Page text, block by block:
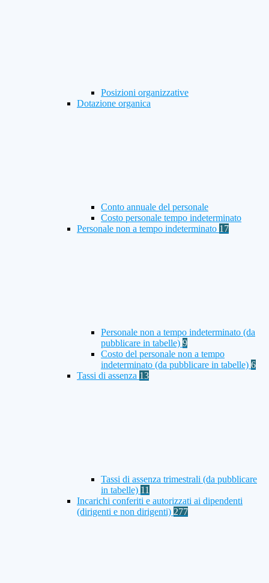
Posizioni organizzative
Dotazione organica
Conto annuale del personale
Costo personale tempo indeterminato
Personale non a tempo indeterminato 17
Personale non a tempo indeterminato (da
pubblicare in tabelle) 9
Costo del personale non a tempo
indeterminato (da pubblicare in tabelle) 6
Tassi di assenza 13
Tassi di assenza trimestrali (da pubblicare
in tabelle) 11
Incarichi conferiti e autorizzati ai dipendenti
(dirigenti e non dirigenti) 277